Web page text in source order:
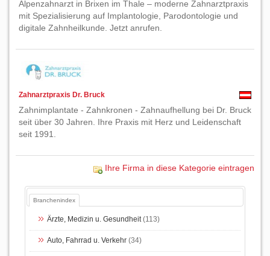
Alpenzahnarzt in Brixen im Thale – moderne Zahnarztpraxis
mit Spezialisierung auf Implantologie, Parodontologie und
digitale Zahnheilkunde. Jetzt anrufen.
Zahnarztpraxis Dr. Bruck
Zahnimplantate - Zahnkronen - Zahnaufhellung bei Dr. Bruck
seit über 30 Jahren. Ihre Praxis mit Herz und Leidenschaft
seit 1991.
Ihre Firma in diese Kategorie eintragen
Branchenindex
Ärzte, Medizin u. Gesundheit(113)
Auto, Fahrrad u. Verkehr (34)